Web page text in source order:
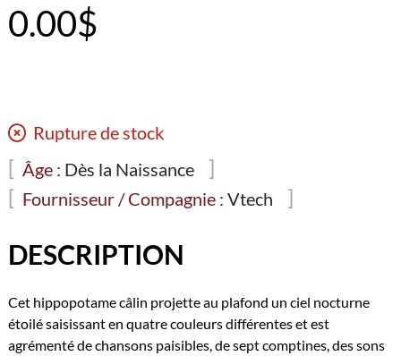
0.00$
Rupture de stock
Âge : Dès la Naissance
Fournisseur / Compagnie : Vtech
DESCRIPTION
Cet hippopotame câlin projette au plafond un ciel nocturne
étoilé saisissant en quatre couleurs différentes et est
agrémenté de chansons paisibles, de sept comptines, des sons